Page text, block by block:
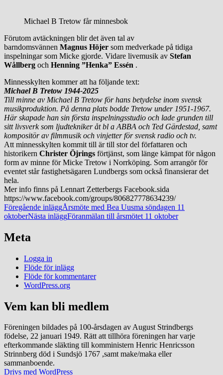
Michael B Tretow får minnesbok
Förutom avtäckningen blir det även tal av
barndomsvännen Magnus Höjer som medverkade på tidiga
inspelningar som Micke gjorde. Vidare livemusik av Stefan
Wållberg och Henning ”Henka” Essén .
Minnesskylten kommer att ha följande text:
Michael B Tretow 1944-2025
Till minne av Michael B Tretow för hans betydelse inom svensk
musikproduktion. På denna plats bodde Tretow under 1951-1967.
Här skapade han sin första inspelningsstudio och lade grunden till
sitt livsverk som ljudtekniker åt bl a ABBA och Ted Gärdestad, samt
kompositör av filmmusik och vinjetter för svensk radio och tv.
Att minnesskylten kommit till är till stor del författaren och
historikern Christer Öjrings förtjänst, som länge kämpat för någon
form av minne för Micke Tretow i Norrköping. Som arrangör för
eventet står fastighetsägaren Lundbergs som också finansierar det
hela.
Mer info finns på Lennart Zetterbergs Facebook.sida
https://www.facebook.com/groups/806827778634239/
Inläggsnavigering
Föregående inläggÅrsmöte med Bea Uusma söndagen 11
oktoberNästa inläggFöranmälan till årsmötet 11 oktober
Meta
Logga in
Flöde för inlägg
Flöde för kommentarer
WordPress.org
Vem kan bli medlem
Föreningen bildades på 100-årsdagen av August Strindbergs
födelse, 22 januari 1949. Rätt att tillhöra föreningen har varje
efterkommande släkting till komministern Henric Henricsson
Strinnberg död i Sundsjö 1767 ,samt make/maka eller
sammanboende.
Drivs med WordPress